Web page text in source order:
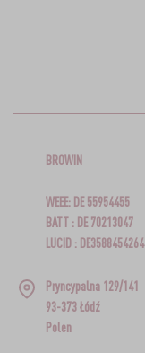
BROWIN
WEEE: DE 55954455
BATT : DE 70213047
LUCID :
Pryncypalna 129/141
93-373 Łódź
Polen